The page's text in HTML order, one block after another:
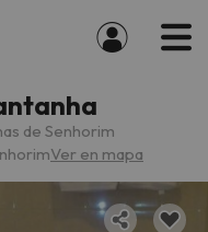
de Senhorim
Ver en mapa